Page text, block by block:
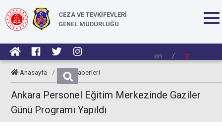
CEZA VE TEVKİFEVLERİ
GENEL MÜDÜRLÜĞÜ
en / tr
Anasayfa / CTE Haberleri
Ankara Personel Eğitim Merkezinde Gaziler
Günü Programı Yapıldı